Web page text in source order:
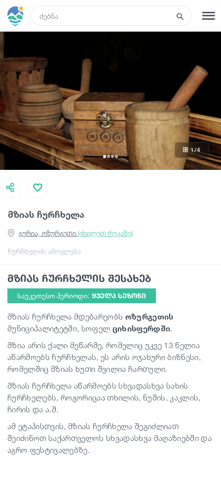
რა ვნახოთ
ტურები
მარშრუტები
სასტუმროები
კვება და ღვინო
სტატიები
ივენთები
დაგეგმე მოგზაურობა
საქართველო
მზიას ჩურჩხელა
ჩურჩხელის ამოვლება
გურია, ოზურგეთი (იხილეთ რუკაზე)
1/4
მზიას ჩურჩხელის შესახებ
საუკეთესო პერიოდი: ᲧᲕᲔᲚᲐ ᲡᲔᲖᲝᲜᲘ
მზიას ჩურჩხელა მდებარეობს ოზურგეთის
მუნიციპალიტეტში, სოფელ ციხისფერდში.
მზია არის ქალი მეწარმე, რომელიც უკვე 13 წელია
აწარმოებს ჩურჩხელას, ეს არის ოჯახური ბიზნესი,
რომელშიც მზიას ხუთი შვილია ჩართული.
მზიას ჩურჩხელა აწარმოებს სხვადასხვა სახის
ჩურჩხელებს, როგორიცაა თხილის, ნუშის, კაკლის,
ჩირის და ა.შ.
ამ ეტაპისთვის, მზიას ჩურჩხელა შეგიძლიათ
შეიძინოთ საქართველოს სხვადასხვა მაღაზიებში და
აგრო ფესტივალებზე.